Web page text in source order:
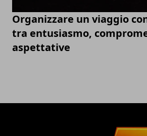
Organizzare un viaggio
tra entusiasmo,
aspettative